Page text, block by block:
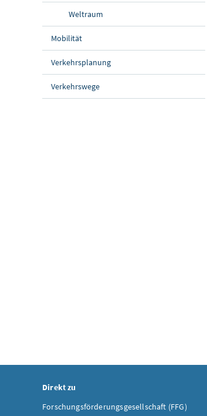
Weltraum
Mobilität
Verkehrsplanung
Verkehrswege
Direkt zu
Forschungsförderungsgesellschaft (FFG)